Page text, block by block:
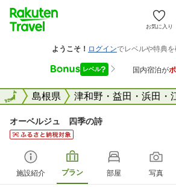
お気に入り
全国島根県 津和野・益田・浜田・
全国
オーベルジュ 四季の詩
施設紹介 プラン 部屋 写真